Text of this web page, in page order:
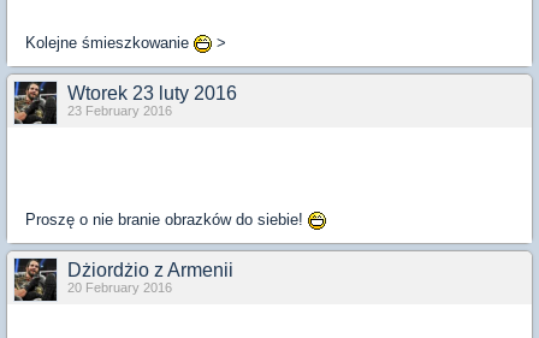
Kolejne śmieszkowanie >
Wtorek 23 luty 2016
23 February 2016
Proszę o nie branie obrazków do siebie!
Dżiordżio z Armenii
20 February 2016